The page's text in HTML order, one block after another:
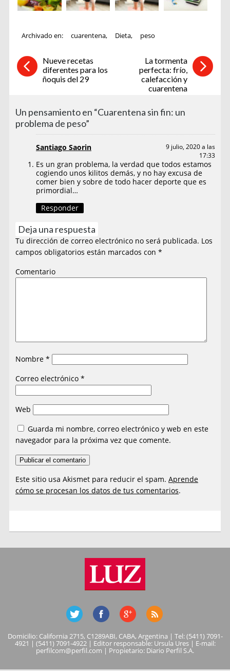
Archivado en: cuarentena, Dieta, peso
Nueve recetas
diferentes para los
ñoquis del 29
La tormenta
perfecta: frío,
calefacción y
cuarentena
Un pensamiento en “Cuarentena sin fin: un
problema de peso”
Santiago Saorin
9 julio, 2020 a las
17:33
Es un gran problema, la verdad que todos estamos
cogiendo unos kilitos demás, y no hay excusa de
comer bien y sobre de todo hacer deporte que es
primordial…
Responder
Deja una respuesta
Tu dirección de correo electrónico no será publicada. Los
campos obligatorios están marcados con*
Comentario
Nombre*
Correo electrónico*
Web
Guarda mi nombre, correo electrónico y web en este
navegador para la próxima vez que comente.
Este sitio usa Akismet para reducir el spam.Aprende
cómo se procesan los datos de tus comentarios.
Domicilio: California 2715, C1289ABI, CABA, Argentina | Tel: (5411) 7091-
4921 | (5411) 7091-4922 | Editor responsable: Ursula Ures | E-mail:
perfilcom@perfil.com | Propietario: Diario Perfil S.A.